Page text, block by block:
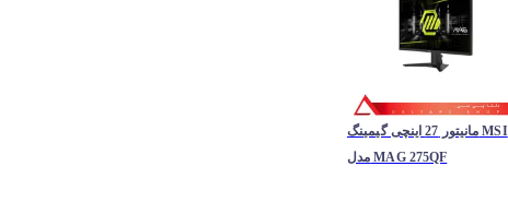
مانیتور 27 اینچی گیمینگ MSI
مدل MAG 275QF